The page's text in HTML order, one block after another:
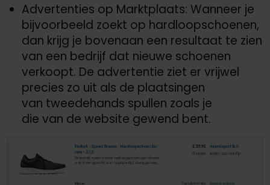
Advertenties op Marktplaats: Wanneer je
bijvoorbeeld zoekt op hardloopschoenen,
dan krijg je bovenaan een resultaat te zien
van een bedrijf dat nieuwe schoenen
verkoopt. De advertentie ziet er vrijwel
precies zo uit als de plaatsingen
van tweedehands spullen zoals je
die van de website gewend bent.